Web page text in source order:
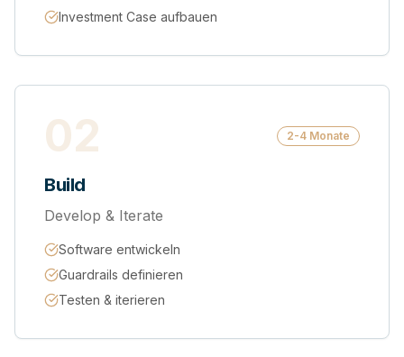
Investment Case aufbauen
02 2-4 Monate
Build
Develop & Iterate
Software entwickeln
Guardrails definieren
Testen & iterieren